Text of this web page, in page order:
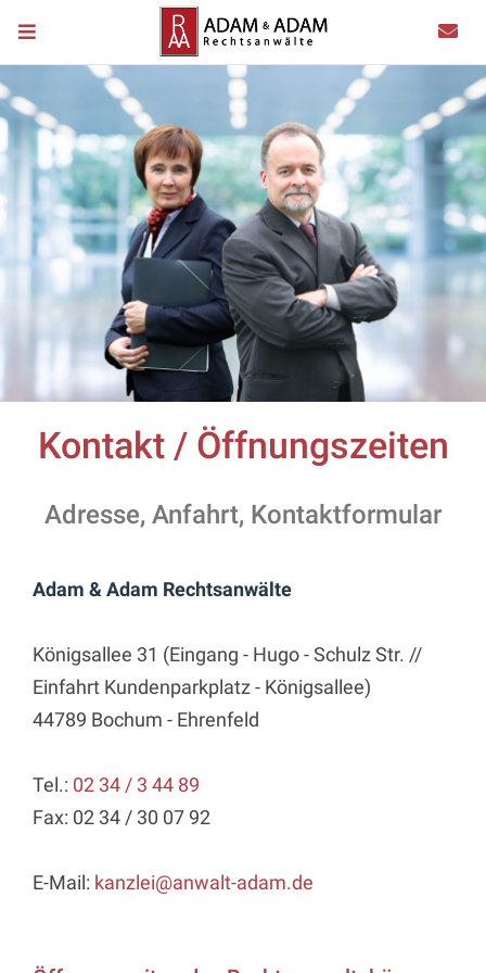
Kontakt / Öffnungszeiten
Adresse, Anfahrt, Kontaktformular
Adam & Adam Rechtsanwälte
Königsallee 31 (Eingang - Hugo - Schulz Str. //
Einfahrt Kundenparkplatz - Königsallee)
44789 Bochum - Ehrenfeld
Tel.: 02 34 / 3 44 89
Fax: 02 34 / 30 07 92
E-Mail: kanzlei@anwalt-adam.de